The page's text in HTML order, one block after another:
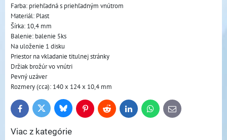
Farba: priehľadná s priehľadným vnútrom
Materiál: Plast
Šírka: 10,4 mm
Balenie: balenie 5ks
Na uloženie 1 disku
Priestor na vkladanie titulnej stránky
Držiak brožúr vo vnútri
Pevný uzáver
Rozmery (cca): 140 x 124 x 10,4 mm
FacebookTwitter BlueskyPinterestReddit LinkedInWhatsApp
E-
mail
Viac z kategórie